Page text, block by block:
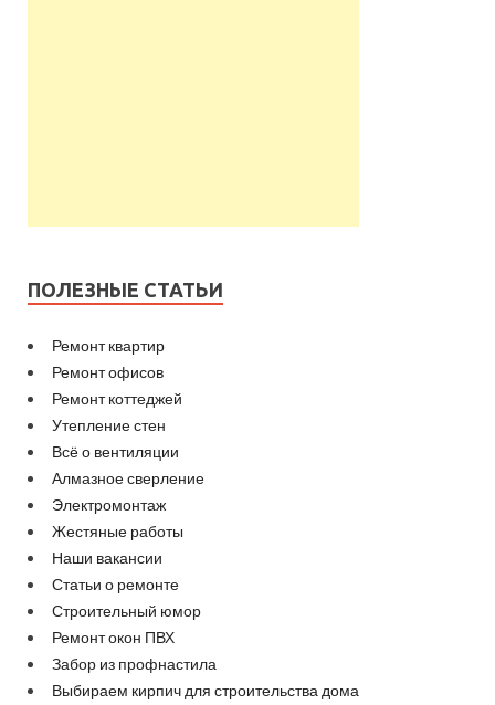
ПОЛЕЗНЫЕ СТАТЬИ
Ремонт квартир
Ремонт офисов
Ремонт коттеджей
Утепление стен
Всё о вентиляции
Алмазное сверление
Электромонтаж
Жестяные работы
Наши вакансии
Статьи о ремонте
Строительный юмор
Ремонт окон ПВХ
Забор из профнастила
Выбираем кирпич для строительства дома